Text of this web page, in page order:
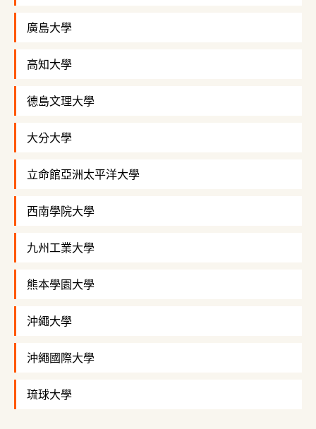
廣島大學
高知大學
德島文理大學
大分大學
立命館亞洲太平洋大學
西南學院大學
九州工業大學
熊本學園大學
沖繩大學
沖繩國際大學
琉球大學